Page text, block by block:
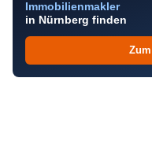
Immobilienmakler
in Nürnberg finden